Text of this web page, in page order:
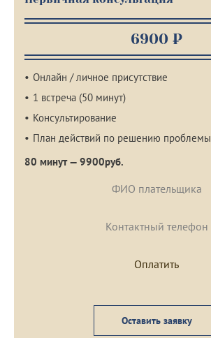
6900 ₽
Онлайн / личное присутствие
1 встреча (50 минут)
Консультирование
План действий по решению проблемы
80 минут — 9900руб.
Оставить заявку